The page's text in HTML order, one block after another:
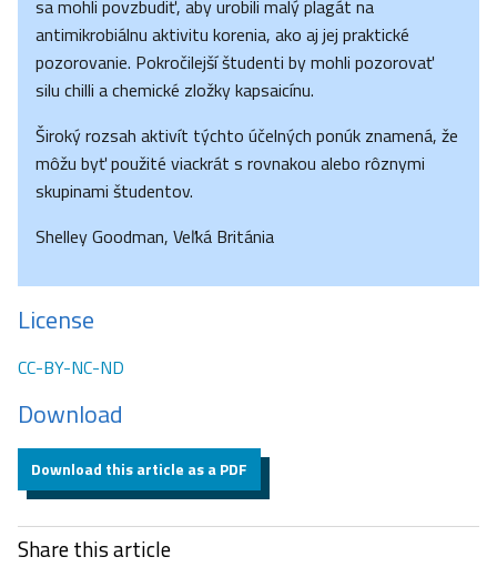
sa mohli povzbudiť, aby urobili malý plagát na
antimikrobiálnu aktivitu korenia, ako aj jej praktické
pozorovanie. Pokročilejší študenti by mohli pozorovať
silu chilli a chemické zložky kapsaicínu.
Široký rozsah aktivít týchto účelných ponúk znamená, že
môžu byť použité viackrát s rovnakou alebo rôznymi
skupinami študentov.
Shelley Goodman, Veľká Británia
License
CC-BY-NC-ND
Download
Download this article as a PDF
Share this article